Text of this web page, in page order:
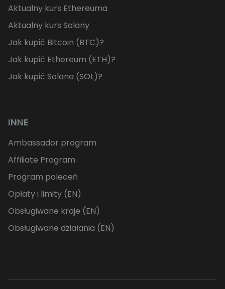
Aktualny kurs Ethereuma
Aktualny kurs Solany
Jak kupić Bitcoin (BTC)?
Jak kupić Ethereum (ETH)?
Jak kupić Solana (SOL)?
INNE
Ambassador program
Affiliate Program
Program poleceń
Opłaty i limity (EN)
Obsługiwane kraje (EN)
Obsługiwane działania (EN)